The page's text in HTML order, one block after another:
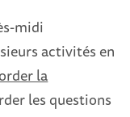
midi
activités en
la
les questions